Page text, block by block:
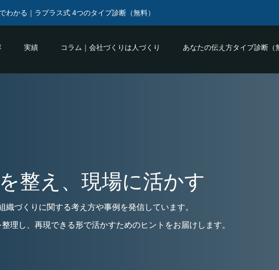
わかる｜ラプラス式 4つのタイプ診断（無料）
実績 コラム｜会社づくりは人づくり あなたの伝え方タイプ診断（
整え、現場に活かす
織づくりに関する考え方や事例を発信しています。
理し、再現できる形で活かすためのヒントをお届けします。